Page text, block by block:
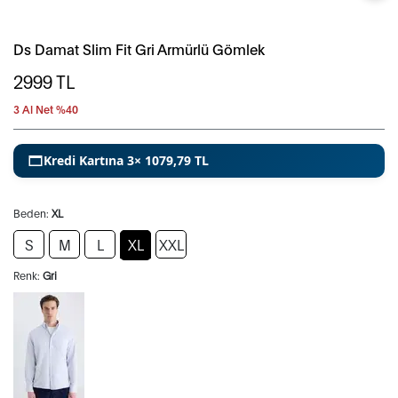
Ds Damat Slim Fit Gri Armürlü Gömlek
2999TL
3 Al Net %40
Kredi Kartına 3× 1079,79 TL
Beden: XL
S M L XL XXL
Renk: Gri